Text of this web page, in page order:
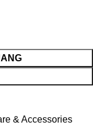
& Accessories